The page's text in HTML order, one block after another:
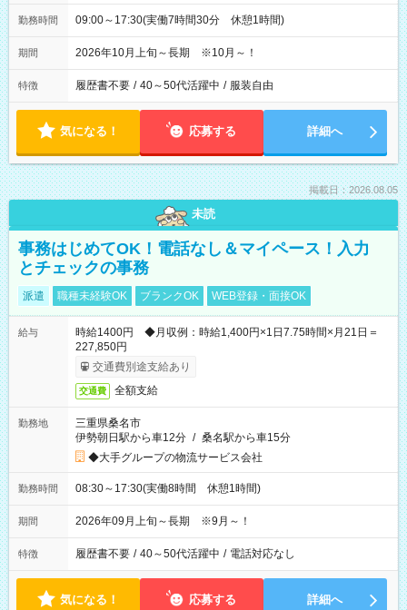
勤務時間 09:00～17:30(実働7時間30分 休憩1時間)
期間 2026年10月上旬～長期 ※10月～！
特徴 履歴書不要 / 40～50代活躍中 / 服装自由
気になる！ 応募する 詳細へ
掲載日：2026.08.05
未読
事務はじめてOK！電話なし＆マイペース！入力
とチェックの事務
派遣 職種未経験OK ブランクOK WEB登録・面接OK
給与
時給1400円 ◆月収例：時給1,400円×1日7.75時間×月21日＝
227,850円
交通費別途支給あり
交通費 全額支給
勤務地
三重県桑名市
伊勢朝日駅から車12分 / 桑名駅から車15分
◆大手グループの物流サービス会社
勤務時間 08:30～17:30(実働8時間 休憩1時間)
期間 2026年09月上旬～長期 ※9月～！
特徴 履歴書不要 / 40～50代活躍中 / 電話対応なし
気になる！ 応募する 詳細へ